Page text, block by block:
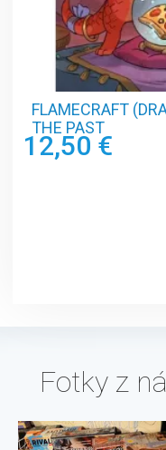
FLAMECRAFT
THE PAST
12,50 €
Fotky z